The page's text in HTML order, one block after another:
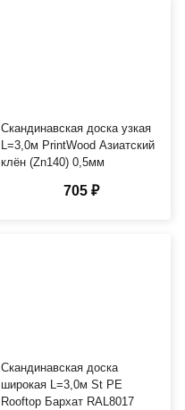
Скандинавская доска узкая
L=3,0м PrintWood Азиатский
клён (Zn140) 0,5мм
705 ₽
Скандинавская доска
широкая L=3,0м St PE
Rooftop Бархат RAL8017